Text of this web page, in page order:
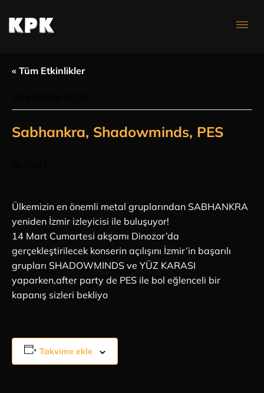
« Tüm Etkinlikler
Sabhankra, Shadowminds, PES
Ülkemizin en önemli metal gruplarından SABHANKRA
yeniden İzmir izleyicisi ile buluşuyor!
14 Mart Cumartesi akşamı Dinozor’da
gerçekleştirilecek konserin açılışını İzmir’in başarılı
grupları SHADOWMINDS ve YÜZ KARASI
yaparken,after party de PES ile bol eğlenceli bir
kapanış sizleri bekliyo
Takvime ekle